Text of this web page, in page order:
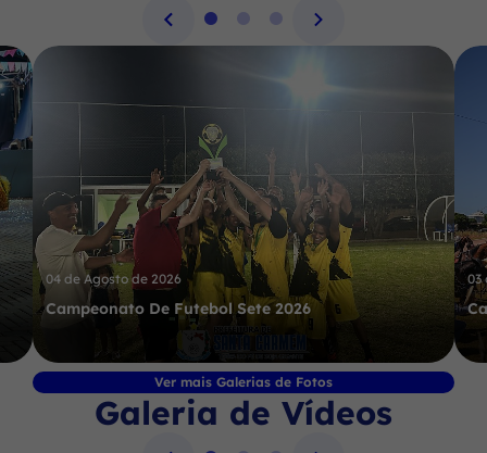
04 de Agosto de 2026
Campeonato De Futebol Sete 2026
03
Ver mais Galerias de Fotos
Seção Galeria de Vídeos
Galeria de Vídeos